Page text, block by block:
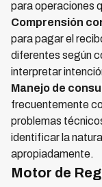
para operaciones
Comprensión
para pagar el
diferentes según
interpretar
Manejo de
frecuentemente
problemas
identificar la
apropiadamente.
Motor de